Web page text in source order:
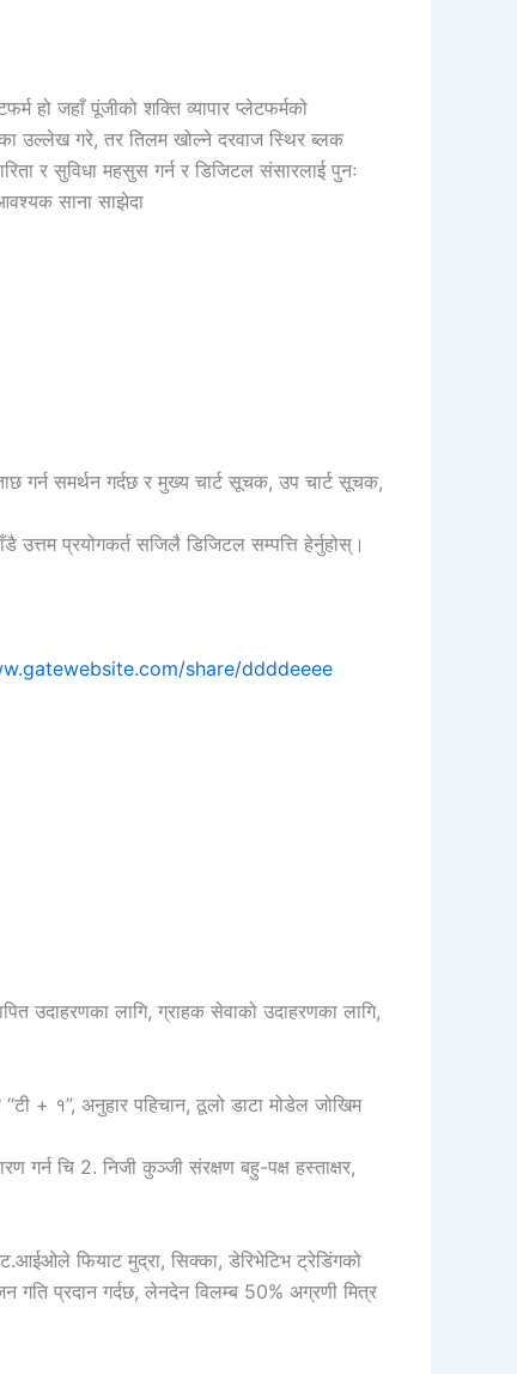
हो जहाँ पूंजीको शक्ति व्यापार प्लेटफर्मको
उल्लेख गरे, तर तिलम खोल्ने दरवाज स्थिर ब्लक
र सुविधा महसुस गर्न र डिजिटल संसारलाई पुनः
साना साझेदा
समर्थन गर्दछ र मुख्य चार्ट सूचक, उप चार्ट सूचक,
प्रयोगकर्त सजिलै डिजिटल सम्पत्ति हेर्नुहोस्।
share/ddddeeee
उदाहरणका लागि, ग्राहक सेवाको उदाहरणका लागि,
+ १”, अनुहार पहिचान, ठूलो डाटा मोडेल जोखिम
गर्न चि 2. निजी कुञ्जी संरक्षण बहु-पक्ष हस्ताक्षर,
फियाट मुद्रा, सिक्का, डेरिभेटिभ ट्रेडिंगको
गति प्रदान गर्दछ, लेनदेन विलम्ब 50% अग्रणी मित्र